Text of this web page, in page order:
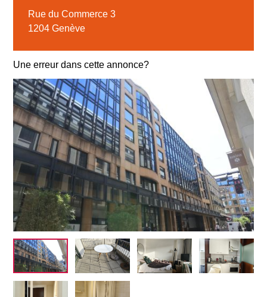
Rue du Commerce 3
1204 Genève
Une erreur dans cette annonce?